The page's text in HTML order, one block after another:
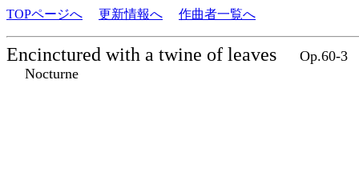
TOPページへ 更新情報へ 作曲者一覧へ
Encinctured with a twine of leaves
Op.60-
Nocturne